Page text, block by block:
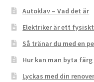
Autoklav – Vad det är
Elektriker är ett
Så tränar du med en
Hur kan man byta
Lyckas med din